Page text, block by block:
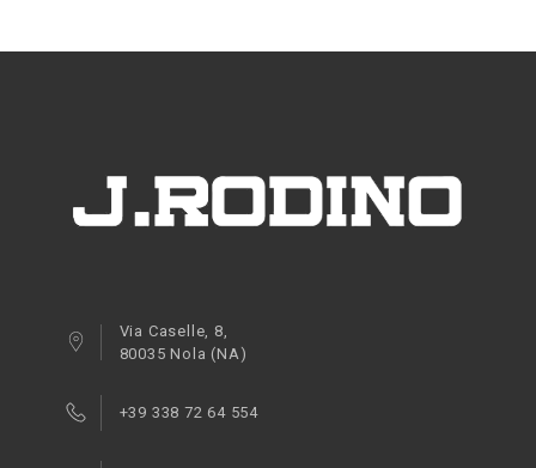
Via Caselle, 8,
80035 Nola (NA)
+39 338 72 64 554